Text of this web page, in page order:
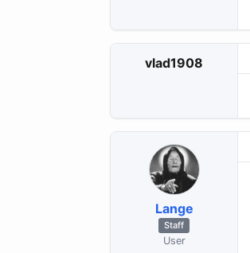
vlad1908
Lange
Staff
User